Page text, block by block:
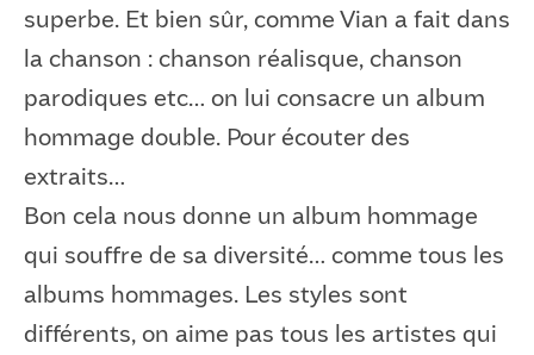
superbe. Et bien sûr, comme Vian a fait dans
la chanson : chanson réalisque, chanson
parodiques etc… on lui consacre un album
hommage double. Pour écouter des
extraits…
Bon cela nous donne un album hommage
qui souffre de sa diversité… comme tous les
albums hommages. Les styles sont
différents, on aime pas tous les artistes qui